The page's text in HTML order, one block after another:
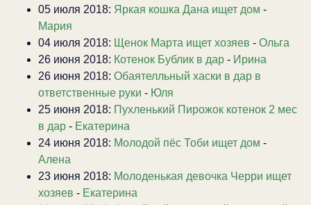
05 июля 2018: Яркая кошка Дана ищет дом -
Мария
04 июля 2018: Щенок Марта ищет хозяев - Ольга
26 июня 2018: Котенок Бублик в дар - Ирина
26 июня 2018: Обаятелльный хаски в дар в
ответственные руки - Юля
25 июня 2018: Пухленький Пирожок котенок 2 мес
в дар - Екатерина
24 июня 2018: Молодой пёс Тоби ищет дом -
Алена
23 июня 2018: Молоденькая девочка Черри ищет
хозяев - Екатерина